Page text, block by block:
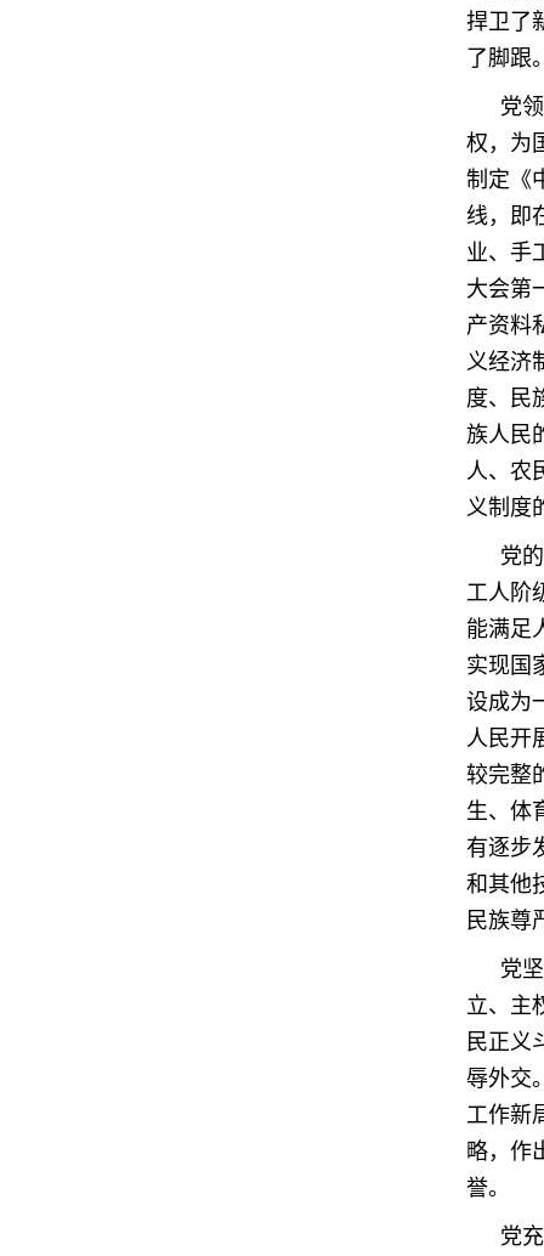
捍卫了
了脚跟
党
权，为
制定《
线，即
业、手
大会第
产资料
义经济
度、民
族人民
人、农
义制度
党
工人阶
能满足
实现国
设成为
人民开
较完整
生、体
有逐步
和其他
民族尊
党
立、主
民正义
辱外交
工作新
略，作
誉。
党